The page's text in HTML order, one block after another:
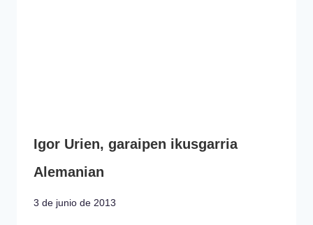
Igor Urien, garaipen ikusgarria
Alemanian
3 de junio de 2013